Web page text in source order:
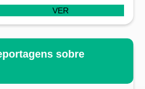
VER
sobre